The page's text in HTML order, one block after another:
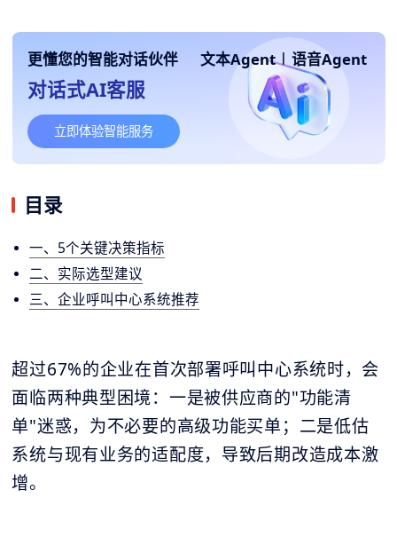
更懂您的智能对话伙伴 文本Agent | 语音Agent
对话式AI客服
立即体验智能服务
目录
一、5个关键决策指标
二、实际选型建议
三、企业呼叫中心系统推荐
超过67%的企业在首次部署呼叫中心系统时，会
面临两种典型困境：一是被供应商的"功能清
单"迷惑，为不必要的高级功能买单；二是低估
系统与现有业务的适配度，导致后期改造成本激
增。